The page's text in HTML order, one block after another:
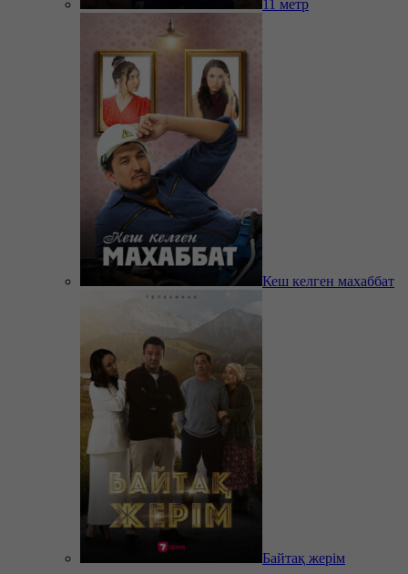
11 метр
Кеш келген махаббат
Байтақ жерім